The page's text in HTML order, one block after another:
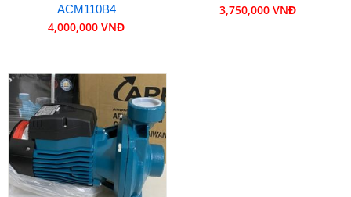
ACM110B4
4,000,000 VNĐ
3,750,000 VNĐ